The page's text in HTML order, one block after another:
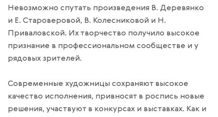
Невозможно спутать произведения В. Деревянко
и Е. Староверовой, В. Колесниковой и Н.
Приваловской. Их творчество получило высокое
признание в профессиональном сообществе и у
рядовых зрителей.
Современные художницы сохраняют высокое
качество исполнения, привносят в роспись новые
решения, участвуют в конкурсах и выставках. Как и